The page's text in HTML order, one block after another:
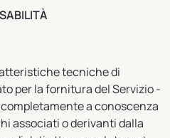
tecniche di
per la fornitura del Servizio -
a conoscenza
associati o derivanti dalla